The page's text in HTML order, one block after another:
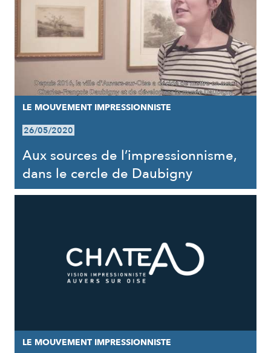
LE MOUVEMENT IMPRESSIONNISTE
26/05/2020
Aux sources de l’impressionnisme,
dans le cercle de Daubigny
LE MOUVEMENT IMPRESSIONNISTE